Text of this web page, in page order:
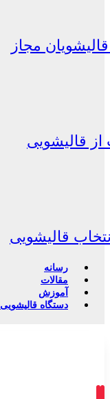
مجاز
قالیشویی
قالیشویی
رسانه
مقالات
آموزش
دستگاه قالیشویی